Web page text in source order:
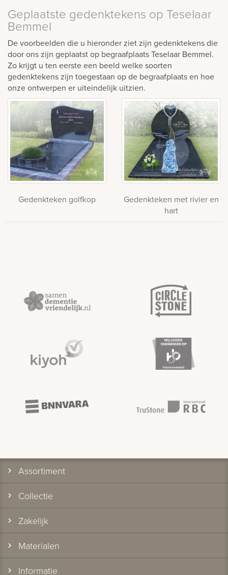
Geplaatste gedenktekens op Teselaar
Bemmel
De voorbeelden die u hieronder ziet zijn gedenktekens die
door ons zijn geplaatst op begraafplaats Teselaar Bemmel.
Zo krijgt u ten eerste een beeld welke soorten
gedenktekens zijn toegestaan op de begraafplaats en hoe
onze ontwerpen er uiteindelijk uitzien.
Gedenkteken golfkop
Gedenkteken met rivier en
hart
Assortiment
Collectie
Zakelijk
Materialen
Informatie